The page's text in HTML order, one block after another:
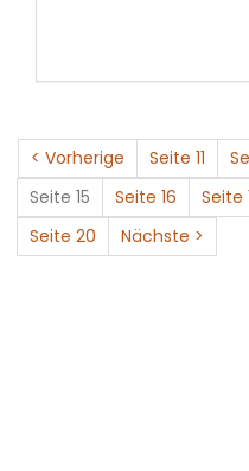
< Vorherige Seite 11
Seite 15
Seite 16 Seite
Seite 20
Nächste >